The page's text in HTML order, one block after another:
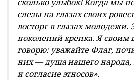
сколько улыбок! Когда мы
слезы на глазах своих
восторг в глазах молодежи.
поколений крепка. Я своим
говорю: уважайте Флаг,
них — душа нашего
и согласие этносов».